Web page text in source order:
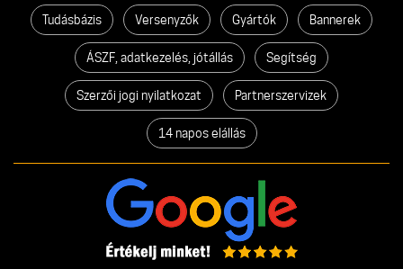
Tudásbázis Versenyzők Gyártók Bannerek
ÁSZF, adatkezelés, jótállás Segítség
Szerzői jogi nyilatkozat Partnerszervizek
14 napos elállás